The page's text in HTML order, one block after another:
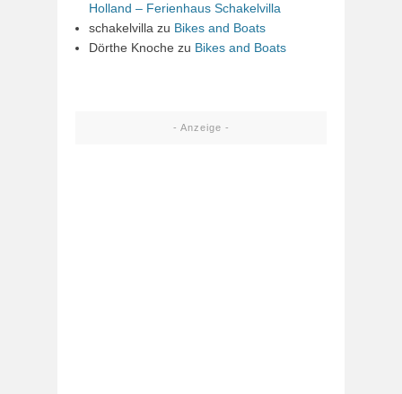
Holland – Ferienhaus Schakelvilla
schakelvilla zu Bikes and Boats
Dörthe Knoche zu Bikes and Boats
- Anzeige -